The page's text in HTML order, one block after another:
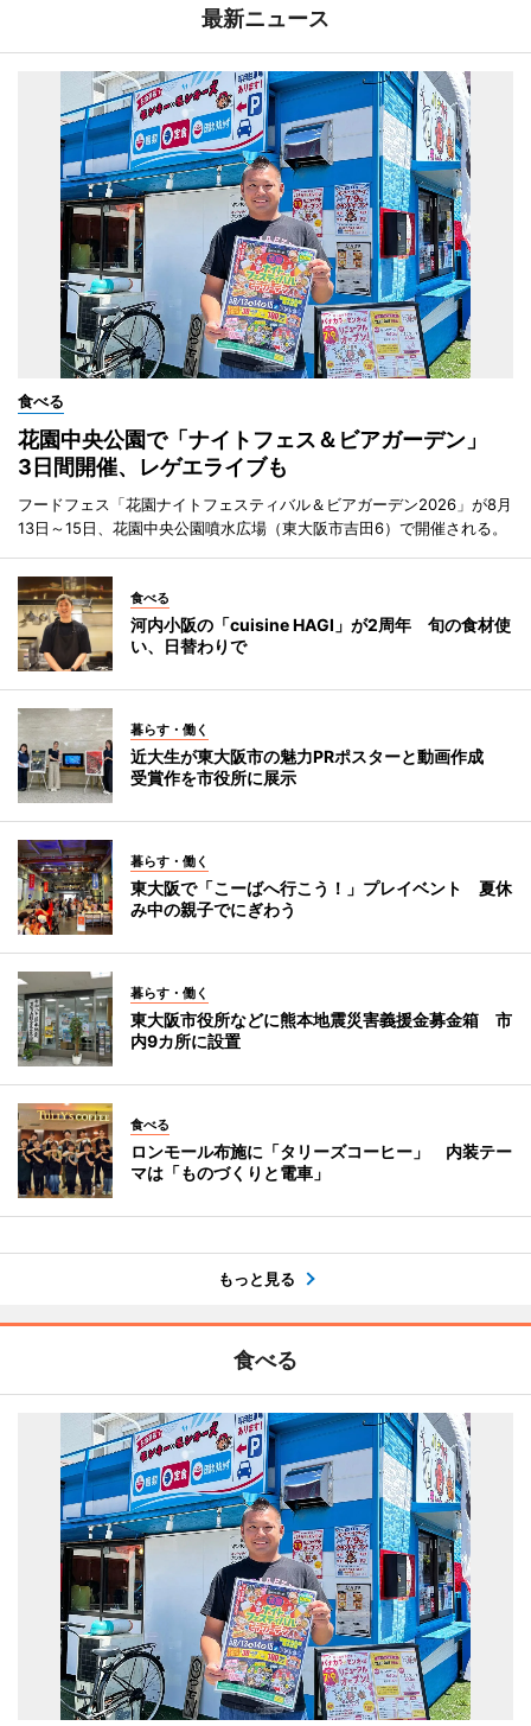
最新ニュース
食べる
花園中央公園で「ナイトフェス＆ビアガーデン」
3日間開催、レゲエライブも
フードフェス「花園ナイトフェスティバル＆ビアガーデン2026」が8月
13日～15日、花園中央公園噴水広場（東大阪市吉田6）で開催される。
食べる
河内小阪の「cuisine HAGI」が2周年 旬の食材使
い、日替わりで
暮らす・働く
近大生が東大阪市の魅力PRポスターと動画作成
受賞作を市役所に展示
暮らす・働く
東大阪で「こーばへ行こう！」プレイベント 夏休
み中の親子でにぎわう
暮らす・働く
東大阪市役所などに熊本地震災害義援金募金箱 市
内9カ所に設置
食べる
ロンモール布施に「タリーズコーヒー」 内装テー
マは「ものづくりと電車」
もっと見る
食べる